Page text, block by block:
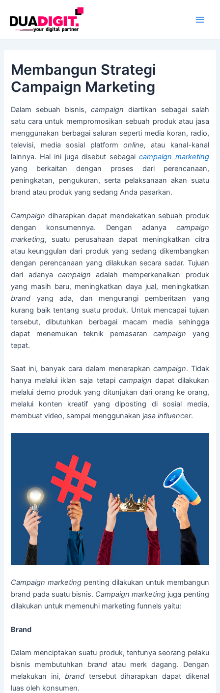
content
Membangun Strategi
Campaign Marketing
Dalam sebuah bisnis, campaign diartikan sebagai salah
satu cara untuk mempromosikan sebuah produk atau jasa
menggunakan berbagai saluran seperti media koran, radio,
televisi, media sosial platform online,atau kanal-kanal
lainnya. Hal ini juga disebut sebagai campaign marketing
yang berkaitan dengan proses dari perencanaan,
peningkatan, pengukuran, serta pelaksanaan akan suatu
brand atau produk yang sedang Anda pasarkan.
Campaign diharapkan dapat mendekatkan sebuah produk
dengan konsumennya. Dengan adanya campaign
marketing, suatu perusahaan dapat meningkatkan citra
atau keunggulan dari produk yang sedang dikembangkan
dengan perencanaan yang dilakukan secara sadar. Tujuan
dari adanya campaign adalah memperkenalkan produk
yang masih baru, meningkatkan daya jual, meningkatkan
brand yang ada, dan mengurangi pemberitaan yang
kurang baik tentang suatu produk. Untuk mencapai tujuan
tersebut, dibutuhkan berbagai macam media sehingga
dapat menemukan teknik pemasarancampaign yang
tepat.
Saat ini, banyak cara dalam menerapkan campaign. Tidak
hanya melalui iklan saja tetapi campaign dapat dilakukan
melalui demo produk yang ditunjukan dari orang ke orang,
melalui konten kreatif yang diposting di sosial media,
membuat video, sampai menggunakan jasa influencer.
Campaign marketing penting dilakukan untuk membangun
brand pada suatu bisnis. Campaign marketing juga penting
dilakukan untuk memenuhi marketing funnels yaitu:
Brand
Dalam menciptakan suatu produk, tentunya seorang pelaku
bisnis membutuhkanbrandatau merk dagang. Dengan
melakukan ini, brand tersebut diharapkan dapat dikenal
luas oleh konsumen.